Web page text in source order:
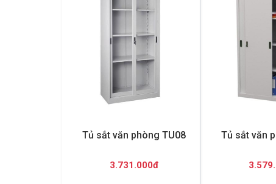
Tủ sắt văn phòng TU08
3.731.000đ
Tủ sắt văn